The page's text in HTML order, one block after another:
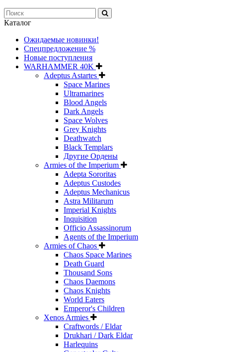
Каталог
Ожидаемые новинки!
Спецпредложение %
Новые поступления
WARHAMMER 40K
Adeptus Astartes
Space Marines
Ultramarines
Blood Angels
Dark Angels
Space Wolves
Grey Knights
Deathwatch
Black Templars
Другие Ордены
Armies of the Imperium
Adepta Sororitas
Adeptus Custodes
Adeptus Mechanicus
Astra Militarum
Imperial Knights
Inquisition
Officio Assassinorum
Agents of the Imperium
Armies of Chaos
Chaos Space Marines
Death Guard
Thousand Sons
Chaos Daemons
Chaos Knights
World Eaters
Emperor's Children
Xenos Armies
Craftwords / Eldar
Drukhari / Dark Eldar
Harlequins